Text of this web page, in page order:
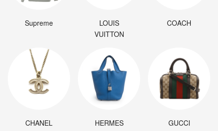
Supreme
LOUIS
VUITTON
COACH
CHANEL HERMES GUCCI